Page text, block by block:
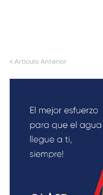
Artículo Anterior